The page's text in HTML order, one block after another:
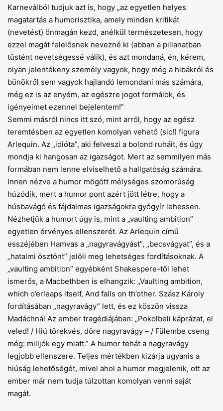
Karneválból tudjuk azt is, hogy „az egyetlen helyes
magatartás a humorisztika, amely minden kritikát
(nevetést) önmagán kezd, anélkül természetesen, hogy
ezzel magát felelősnek nevezné ki (abban a pillanatban
tüstént nevetségessé válik), és azt mondaná, én, kérem,
olyan jelentékeny személy vagyok, hogy még a hibákról és
bű­nökről sem vagyok hajlandó lemondani más számára,
még ez is az enyém, az egészre jogot formálok, és
igényeimet ezennel bejelentem!”
Semmi másról nincs itt szó, mint arról, hogy az egész
teremtésben az egyetlen komolyan vehető (sic!) figura
Arlequin. Az „idióta”, aki felveszi a bolond ruháit, és úgy
mondja ki hangosan az igazságot. Mert az semmilyen más
formában nem lenne elviselhető a hallgatóság számára.
Innen nézve a humor mögött mélységes szomorúság
húzódik, mert a humor pont azért jött létre, hogy a
húsbavágó és fájdalmas igazságokra gyógyír lehessen.
Nézhetjük a humort úgy is, mint a „vaulting ambition”
egyetlen érvényes ellenszerét. Az Arlequin című
esszéjében Hamvas a „nagyravágyást”, „becsvágyat”, és a
„hatalmi ösztönt” jelöli meg lehetséges fordításoknak. A
„vaulting ambition” egyébként Shakespere-től lehet
ismerős, a Macbethben is elhangzik: „Vaulting ambition,
which o’erleaps itself, And falls on th’other. Szász Károly
fordításában „nagyravágy” lett, és ez köszön vissza
Madáchnál Az ember tragédiájában: „Pokolbeli káprázat, el
veled! / Hiú törekvés, dőre nagyravágy – / Fülembe cseng
még: milljók egy miatt.” A humor tehát a nagyravágy
legjobb ellenszere. Teljes mértékben kizárja ugyanis a
hiúság lehetőségét, mivel ahol a humor megjelenik, ott az
ember már nem tudja túlzottan komolyan venni saját
magát.